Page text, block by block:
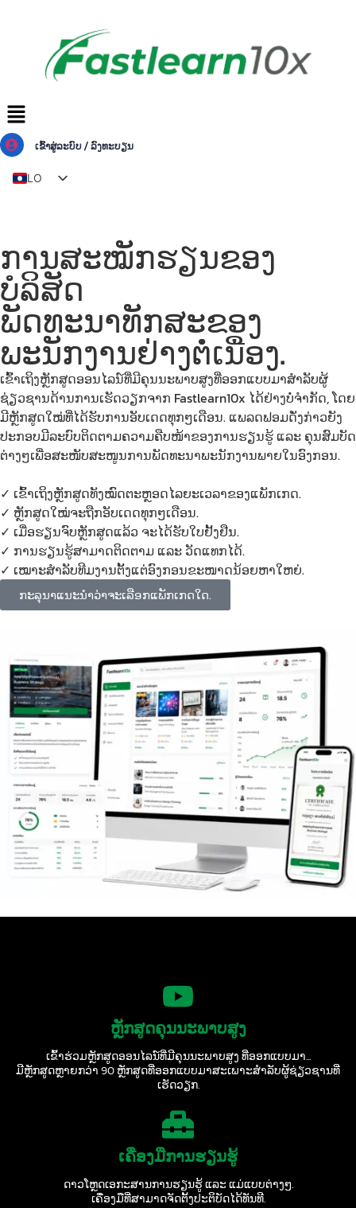
ເຂົ້າສູ່ລະບົບ / ລົງທະບຽນ
LO
ZH
MY
ການສະໝັກຮຽນຂອງ
ບໍລິສັດ
ພັດທະນາທັກສະຂອງ
ພະນັກງານຢ່າງຕໍ່ເນື່ອງ.
ເຂົ້າເຖິງຫຼັກສູດອອນໄລນ໌ທີ່ມີຄຸນນະພາບສູງທີ່ອອກແບບມາສຳລັບຜູ້
ຊ່ຽວຊານດ້ານການເຮັດວຽກຈາກ Fastlearn10x ໄດ້ຢ່າງບໍ່ຈຳກັດ, ໂດຍ
ມີຫຼັກສູດໃໝ່ທີ່ໄດ້ຮັບການອັບເດດທຸກໆເດືອນ. ແພລດຟອມດັ່ງກ່າວຍັງ
ປະກອບມີລະບົບຕິດຕາມຄວາມຄືບໜ້າຂອງການຮຽນຮູ້ ແລະ ຄຸນສົມບັດ
ຕ່າງໆເພື່ອສະໜັບສະໜູນການພັດທະນາພະນັກງານພາຍໃນອົງກອນ.
✓ ເຂົ້າເຖິງຫຼັກສູດທັງໝົດຕະຫຼອດໄລຍະເວລາຂອງແພັກເກດ.
✓ ຫຼັກສູດໃໝ່ຈະຖືກອັບເດດທຸກໆເດືອນ.
✓ ເມື່ອຮຽນຈົບຫຼັກສູດແລ້ວ ຈະໄດ້ຮັບໃບຢັ້ງຢືນ.
✓ ການຮຽນຮູ້ສາມາດຕິດຕາມ ແລະ ວັດແທກໄດ້.
✓ ເໝາະສຳລັບທີມງານຕັ້ງແຕ່ອົງກອນຂະໜາດນ້ອຍຫາໃຫຍ່.
ກະລຸນາແນະນຳວ່າຈະເລືອກແພັກເກດໃດ.
ຫຼັກສູດຄຸນນະພາບສູງ
ເຂົ້າຮ່ວມຫຼັກສູດອອນໄລນ໌ທີ່ມີຄຸນນະພາບສູງ ທີ່ອອກແບບມາ...
ມີຫຼັກສູດຫຼາຍກວ່າ 90 ຫຼັກສູດທີ່ອອກແບບມາສະເພາະສຳລັບຜູ້ຊ່ຽວຊານທີ່
ເຮັດວຽກ.
ເຄື່ອງມືການຮຽນຮູ້
ດາວໂຫຼດເອກະສານການຮຽນຮູ້ ແລະ ແມ່ແບບຕ່າງໆ.
ເຄື່ອງມືທີ່ສາມາດຈັດຕັ້ງປະຕິບັດໄດ້ທັນທີ.